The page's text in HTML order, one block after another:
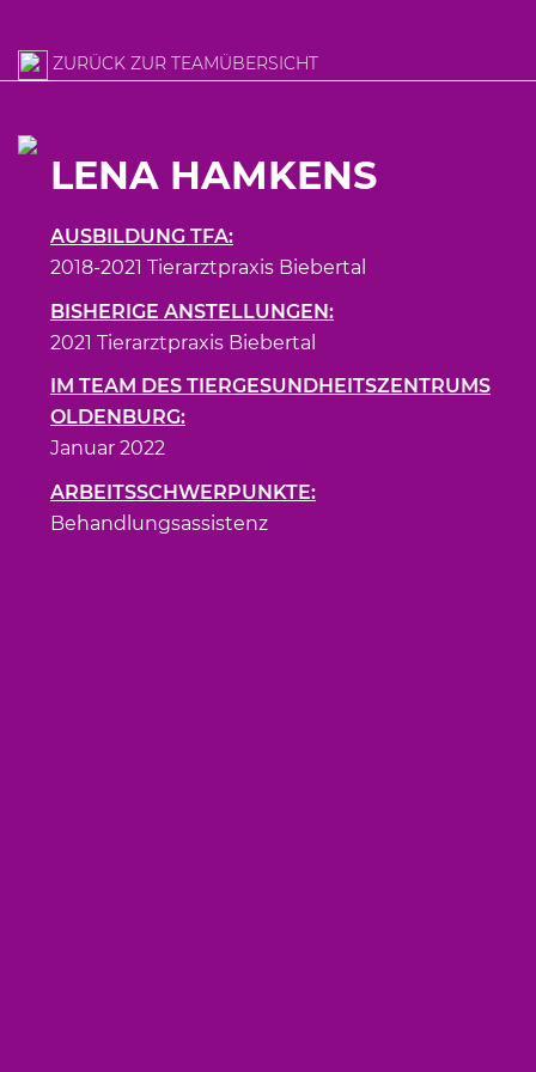
ZURÜCK ZUR TEAMÜBERSICHT
LENA HAMKENS
AUSBILDUNG TFA:
2018-2021 Tierarztpraxis Biebertal
BISHERIGE ANSTELLUNGEN:
2021 Tierarztpraxis Biebertal
IM TEAM DES TIERGESUNDHEITSZENTRUMS
OLDENBURG:
Januar 2022
ARBEITSSCHWERPUNKTE:
Behandlungsassistenz